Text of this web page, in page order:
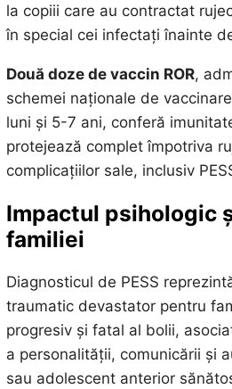
la copiii care au contractat
în special cei infectați înainte
Două doze de vaccin ROR,
schemei naționale de
luni și 5-7 ani, conferă
protejează complet împotriva
complicațiilor sale, inclusiv
Impactul psihologic
familiei
Diagnosticul de PESS
traumatic devastator pentru
progresiv și fatal al bolii,
a personalității, comunicării și
sau adolescent anterior